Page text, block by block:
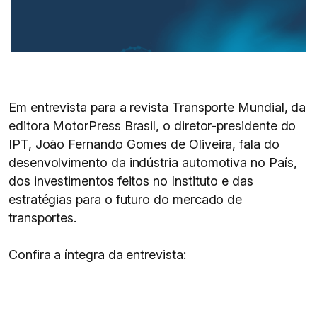
Em entrevista para a revista Transporte Mundial, da
editora MotorPress Brasil, o diretor-presidente do
IPT, João Fernando Gomes de Oliveira, fala do
desenvolvimento da indústria automotiva no País,
dos investimentos feitos no Instituto e das
estratégias para o futuro do mercado de
transportes.
Confira a íntegra da entrevista: